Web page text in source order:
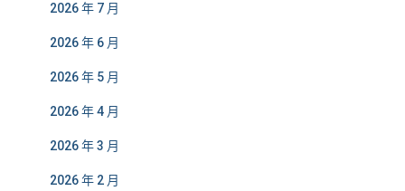
2026 年 7 月
2026 年 6 月
2026 年 5 月
2026 年 4 月
2026 年 3 月
2026 年 2 月